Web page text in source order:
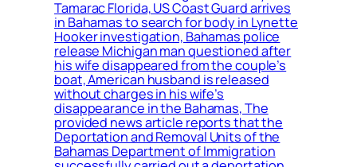
Tamarac Florida, US Coast Guard arrives
in Bahamas to search for body in Lynette
Hooker investigation, Bahamas police
release Michigan man questioned after
his wife disappeared from the couple’s
boat, American husband is released
without charges in his wife’s
disappearance in the Bahamas, The
provided news article reports that the
Deportation and Removal Units of the
Bahamas Department of Immigration